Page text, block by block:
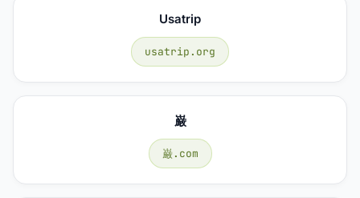
Usatrip
usatrip.org
巌
巌.com